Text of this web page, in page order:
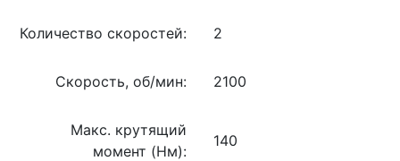
Количество скоростей: 2
Скорость, об/мин: 2100
Макс. крутящий
момент (Нм):
140